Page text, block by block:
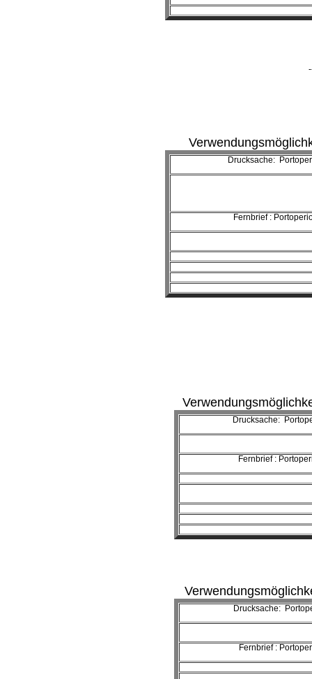
Drucksache:
Fernbrief :
Drucksache:
Fernbrief :
Drucksache:
Fernbrief :